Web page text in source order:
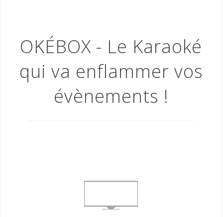
OKÉBOX - Le Karaoké
qui va enflammer vos
évènements !